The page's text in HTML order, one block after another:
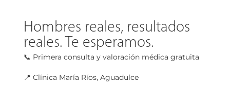
Hombres reales, resultados
reales. Te esperamos.
📞 Primera consulta y valoración médica gratuita
📍 Clínica María Ríos, Aguadulce